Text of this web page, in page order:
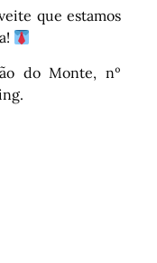
que estamos
do Monte, nº